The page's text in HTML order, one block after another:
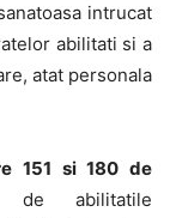
intrucat
abilitati si a
atat personala
151 si 180 de
abilitatile